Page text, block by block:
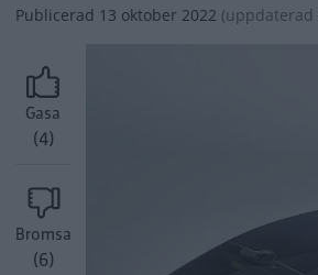
Publicerad 13 oktober 2022 (uppdaterad
Gasa
(4)
Bromsa
(6)